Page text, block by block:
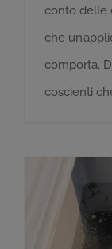
conto delle
che
comporta.
coscienti